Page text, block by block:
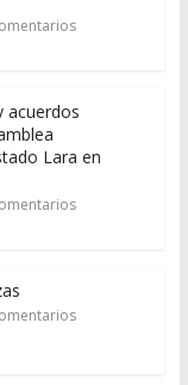
acuerdos
Lara en